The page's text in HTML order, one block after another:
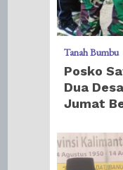
Tanah Bumbu
Posko
Dua
Jumat